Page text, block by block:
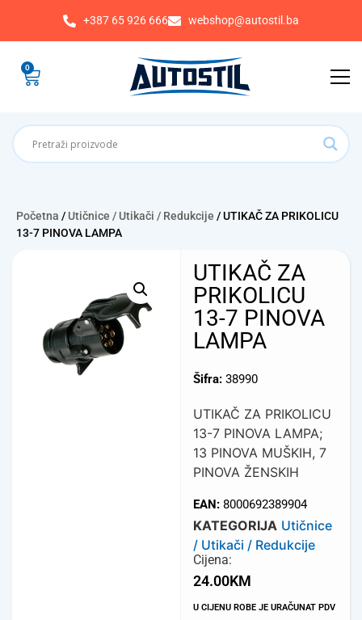
+387 65 926 666 webshop@autostil.ba
0
Početna / Utičnice / Utikači / Redukcije / UTIKAČ ZA PRIKOLICU
13-7 PINOVA LAMPA
UTIKAČ ZA
PRIKOLICU
13-7 PINOVA
LAMPA
Šifra:38990
UTIKAČ ZA PRIKOLICU
13-7 PINOVA LAMPA;
13 PINOVA MUŠKIH, 7
PINOVA ŽENSKIH
EAN:8000692389904
KATEGORIJA Utičnice
/ Utikači / Redukcije
Cijena:
24.00KM
U CIJENU ROBE JE URAČUNAT PDV